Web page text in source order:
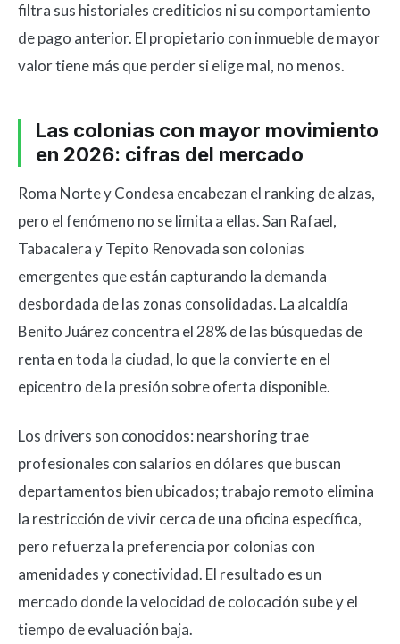
filtra sus historiales crediticios ni su comportamiento
de pago anterior. El propietario con inmueble de mayor
valor tiene más que perder si elige mal, no menos.
Las colonias con mayor movimiento
en 2026: cifras del mercado
Roma Norte y Condesa encabezan el ranking de alzas,
pero el fenómeno no se limita a ellas. San Rafael,
Tabacalera y Tepito Renovada son colonias
emergentes que están capturando la demanda
desbordada de las zonas consolidadas. La alcaldía
Benito Juárez concentra el 28% de las búsquedas de
renta en toda la ciudad, lo que la convierte en el
epicentro de la presión sobre oferta disponible.
Los drivers son conocidos: nearshoring trae
profesionales con salarios en dólares que buscan
departamentos bien ubicados; trabajo remoto elimina
la restricción de vivir cerca de una oficina específica,
pero refuerza la preferencia por colonias con
amenidades y conectividad. El resultado es un
mercado donde la velocidad de colocación sube y el
tiempo de evaluación baja.